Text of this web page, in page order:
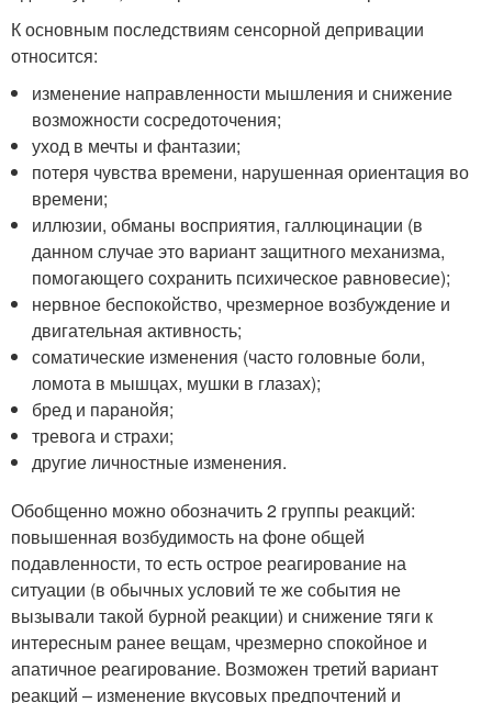
К основным последствиям сенсорной депривации
относится:
изменение направленности мышления и снижение
возможности сосредоточения;
уход в мечты и фантазии;
потеря чувства времени, нарушенная ориентация во
времени;
иллюзии, обманы восприятия, галлюцинации (в
данном случае это вариант защитного механизма,
помогающего сохранить психическое равновесие);
нервное беспокойство, чрезмерное возбуждение и
двигательная активность;
соматические изменения (часто головные боли,
ломота в мышцах, мушки в глазах);
бред и паранойя;
тревога и страхи;
другие личностные изменения.
Обобщенно можно обозначить 2 группы реакций:
повышенная возбудимость на фоне общей
подавленности, то есть острое реагирование на
ситуации (в обычных условий те же события не
вызывали такой бурной реакции) и снижение тяги к
интересным ранее вещам, чрезмерно спокойное и
апатичное реагирование. Возможен третий вариант
реакций – изменение вкусовых предпочтений и